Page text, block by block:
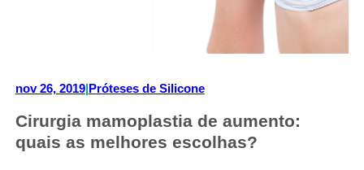
nov 26, 2019| Próteses de Silicone
Cirurgia mamoplastia de aumento:
quais as melhores escolhas?